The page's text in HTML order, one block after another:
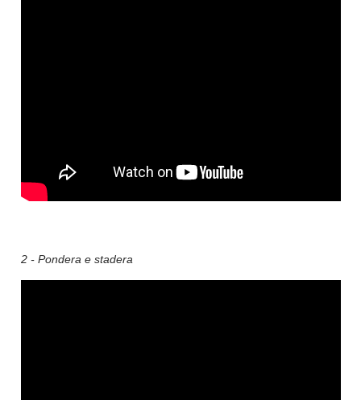
2 - Pondera e stadera